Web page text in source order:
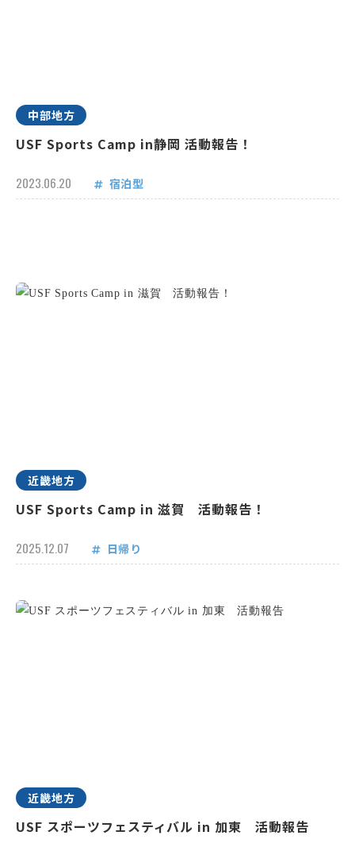
中部地方
USF Sports Camp in静岡 活動報告！
2023.06.20 宿泊型
近畿地方
USF Sports Camp in 滋賀 活動報告！
2025.12.07 日帰り
近畿地方
USF スポーツフェスティバル in 加東 活動報告